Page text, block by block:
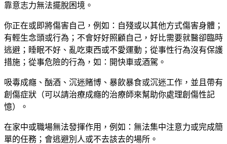
靠意志力無法擺脫困境。
你正在或即將傷害自己，例如：自殘或以其他方式傷害身體；
有輕生念頭或行為；不會好好照顧自己，好比需要就醫卻臨時
逃避；睡眠不好、亂吃東西或不愛運動；從事性行為沒有保護
措施；從事危險的行為，如：開快車或酒駕。
吸毒成癮、酗酒、沉迷賭博、暴飲暴食或沉迷工作，並且帶有
創傷症狀（可以請治療成癮的治療師來幫助你處理創傷性記
憶）。
在家中或職場無法發揮作用，例如：無法集中注意力或完成簡
單的任務；會逃避別人或不去該去的場所。